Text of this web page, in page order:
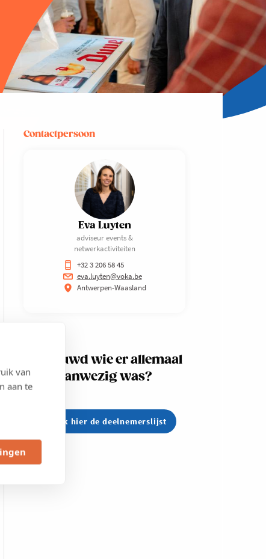
van
aan te
Contactpersoon
Eva Luyten
adviseur events &
netwerkactiviteiten
+32 3 206 58 45
eva.luyten@voka.be
Antwerpen-Waasland
Benieuwd wie er allemaal
aanwezig was?
Bekijk hier de deelnemerslijst